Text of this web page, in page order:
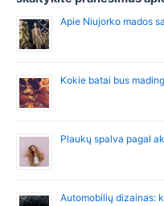
Apie Niujorko mados
Kokie batai bus
Plaukų spalva pagal
Automobilių dizainas: